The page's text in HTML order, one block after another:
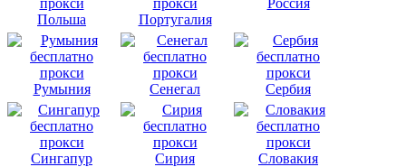
Польша Португалия
Румыния Сенегал Сербия
Сингапур Сирия Словакия